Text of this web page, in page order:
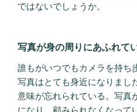
ではないでしょうか。
写真が身の周りにあふれて
誰もがいつでもカメラを持ち
写真はとても身近になりまし
意味が忘れられている。写真
になり、顧みられなくなって